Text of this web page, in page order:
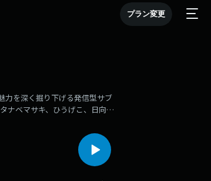
プラン変更
力を深く掘り下げる発信型サブ
ナベマサキ、ひうげこ、日向み